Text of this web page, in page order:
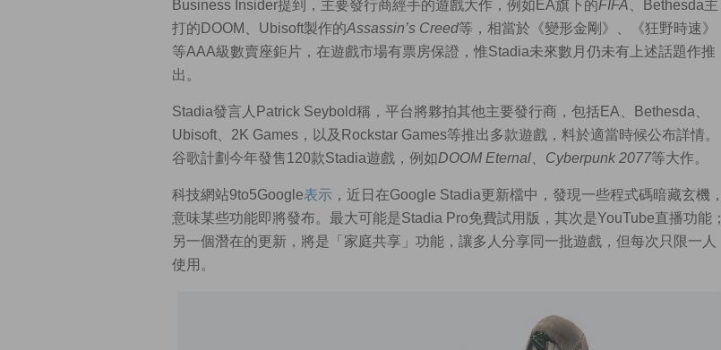
Business Insider提到，主要發行商經手的遊戲大作，例如EA旗下的FIFA 、Bethesda主
打的DOOM、Ubisoft製作的Assassin’s Creed等，相當於《變形金剛》、《狂野時速》
等AAA級數賣座鉅片，在遊戲市場有票房保證，惟Stadia未來數月仍未有上述話題作推
出。
Stadia發言人Patrick Seybold稱，平台將夥拍其他主要發行商，包括EA、Bethesda、
Ubisoft、2K Games，以及Rockstar Games等推出多款遊戲，料於適當時候公布詳情。
谷歌計劃今年發售120款Stadia遊戲，例如DOOM Eternal、Cyberpunk 2077等大作。
科技網站9to5Google表示 ，近日在Google Stadia更新檔中，發現一些程式碼暗藏玄機，
意味某些功能即將發布。最大可能是Stadia Pro免費試用版，其次是YouTube直播功能；
另一個潛在的更新，將是「家庭共享」功能，讓多人分享同一批遊戲，但每次只限一人
使用。